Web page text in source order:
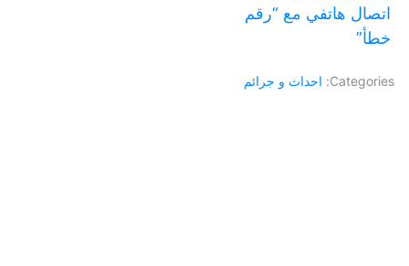
اتصال هاتفي مع “رقم
خطأ”
Categories: احداث و جرائم